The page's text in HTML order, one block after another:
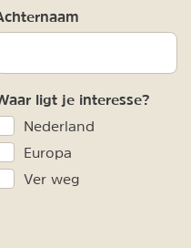
ligt je interesse?
Nederland
Europa
Ver weg